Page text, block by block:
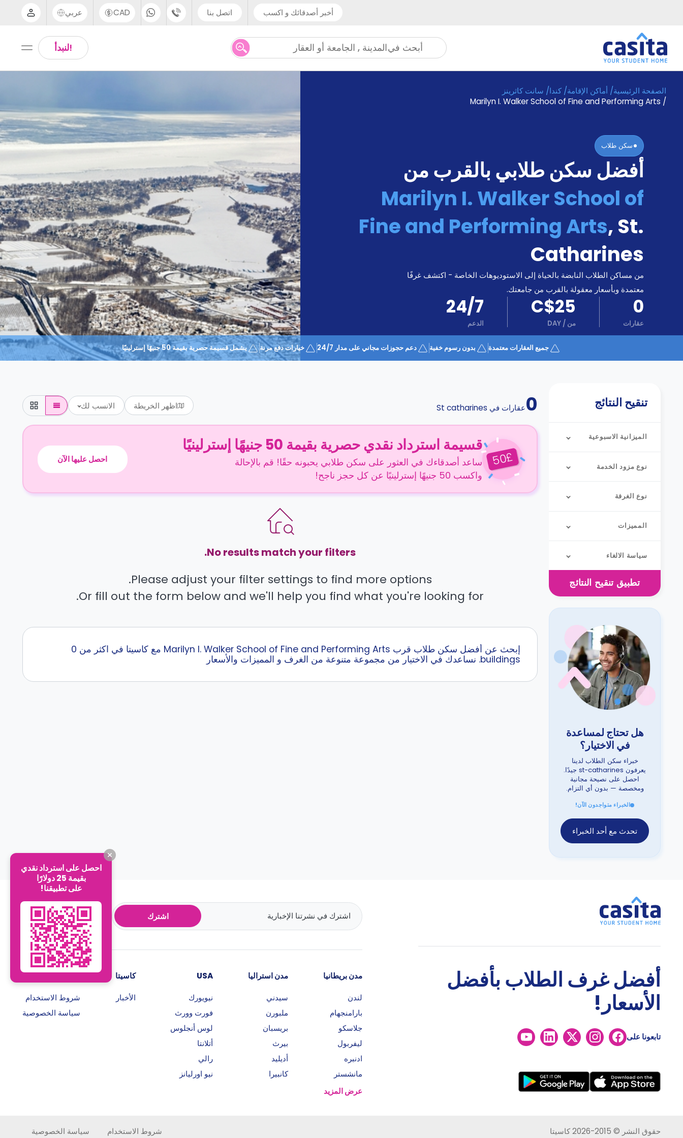
أخبر أصدقائك و اكسب اتصل بنا
UK - +44 (0) 20 3871 8666
US - +1 (646) 718 6172
CAD عربي
Arabic
Thai
!لنبدأ أبحث فيالمدينة , الجامعة أو العقار
الرئيسية عربي CAD
تعمل؟
الصفحة الرئيسية/ أماكن الإقامة/ كندا/ سانت كاثرينز
/
Marilyn I. Walker School of Fine and Performing Arts
سكن طلاب
أفضل سكن طلابي بالقرب من
Marilyn I. Walker School of
Fine and Performing Arts, St.
Catharines
من مساكن الطلاب النابضة بالحياة إلى الاستوديوهات الخاصة - اكتشف غرفًا
معتمدة وبأسعار معقولة بالقرب من جامعتك.
0
عقارات
C$25
من /
DAY
24/7
الدعم
جميع العقارات معتمدة بدون رسوم خفية دعم حجوزات مجاني على مدار 24/7 خيارات دفع مرنة يشمل قسيمة حصرية بقيمة 50 جنيهًا إسترلينيًا
تنقيح النتائج
الميزانية الاسبوعية
نوع مزود الخدمة
نوع الغرفة
المميزات
سياسة الالغاء
تطبيق تنقيح النتائج
هل تحتاج لمساعدة
في الاختيار؟
خبراء سكن الطلاب لدينا
يعرفون st-catharines جيدًا.
احصل على نصيحة مجانية
ومخصصة — بدون أي التزام.
الخبراء متواجدون الآن!
تحدث مع أحد الخبراء
0عقارات في St catharines اظهر الخريطة الانسب لك
£
50
قسيمة استرداد نقدي حصرية بقيمة 50 جنيهًا إسترلينيًا
ساعد أصدقاءك في العثور على سكن طلابي يحبونه حقًا! قم بالإحالة
واكسب 50 جنيهًا إسترلينيًا عن كل حجز ناجح!
احصل عليها الآن
No results match your filters.
Please adjust your filter settings to find more options.
Or fill out the form below and we'll help you find what you're looking for.
إبحث عن أفضل سكن طلاب قرب Marilyn I. Walker School of Fine and Performing Arts مع كاسيتا في اكثر من 0
buildings. نساعدك في الاختيار من مجموعة متنوعة من الغرف و المميزات والأسعار
اشترك
أفضل غرف الطلاب بأفضل
الأسعار!
تابعونا على
مدن بريطانيا
لندن
بارامنجهام
جلاسكو
ليفربول
ادنبره
مانشستر
عرض المزيد
مدن استراليا
سيدني
ملبورن
بريسبان
بيرث
أديليد
كانبيرا
USA
نيويورك
فورت وورث
لوس أنجلوس
أتلانتا
رالي
نيو اورليانز
كاسيتا
الأخبار
روابط هامة
شروط الاستخدام
سياسة الخصوصية
حقوق النشر © 2015-2026 كاسيتا شروط الاستخدام سياسة الخصوصية
احصل على استرداد نقدي
بقيمة 25 دولارًا
على تطبيقنا!